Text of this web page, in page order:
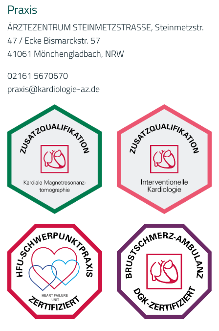
Praxis
ÄRZTEZENTRUM STEINMETZSTRASSE, Steinmetzstr.
47 / Ecke Bismarckstr. 57
41061 Mönchengladbach, NRW
02161 5670670
praxis@kardiologie-az.de